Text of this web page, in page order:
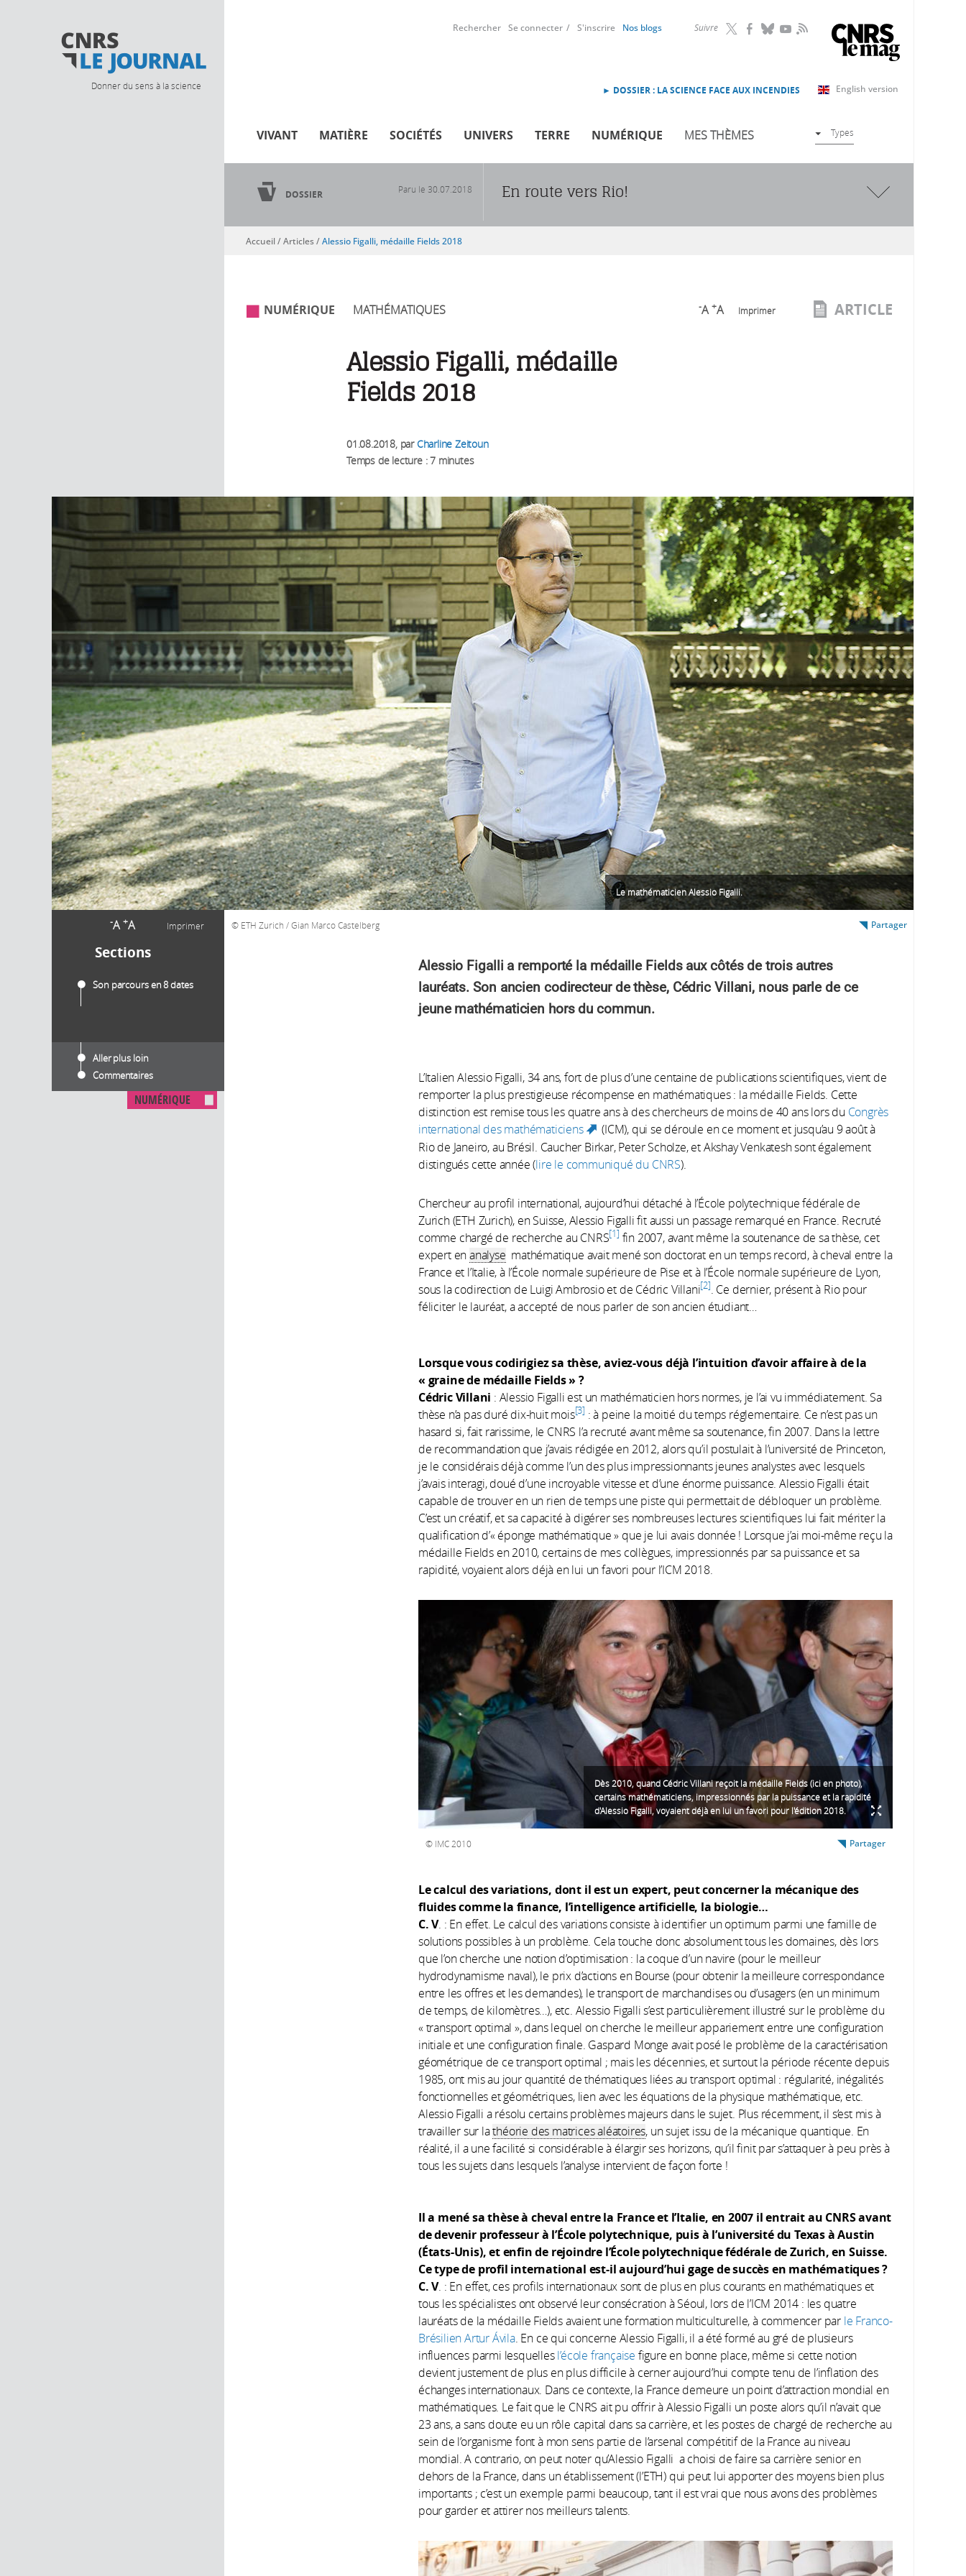
Donner du sens à la science
Suivre RSS
Rechercher Se connecter S'inscrire Nos blogs
English version
► DOSSIER : LA SCIENCE FACE AUX INCENDIES
VIVANT MATIÈRE SOCIÉTÉS UNIVERS TERRE NUMÉRIQUE MES THÈMES Types
-A +A Imprimer
Sections
Son parcours en 8 dates
Aller plus loin
Commentaires
NUMÉRIQUE
DOSSIER Paru le 30.07.2018 En route vers Rio!
Vous êtes ici
Accueil/Articles/Alessio Figalli, médaille Fields 2018
NUMÉRIQUE MATHÉMATIQUES -A +A Imprimer ARTICLE
Alessio Figalli, médaille
Fields 2018
01.08.2018, parCharline Zeitoun
Temps de lecture : 7 minutes
Le mathématicien Alessio Figalli.
ETH Zurich / Gian Marco Castelberg Partager
Alessio Figalli a remporté la médaille Fields aux côtés de trois autres
lauréats. Son ancien codirecteur de thèse, Cédric Villani, nous parle de ce
jeune mathématicien hors du commun.
L’Italien Alessio Figalli, 34 ans, fort de plus d’une centaine de publications scientifiques, vient de
remporter la plus prestigieuse récompense en mathématiques : la médaille Fields. Cette
distinction est remise tous les quatre ans à des chercheurs de moins de 40 ans lors du Congrès
international des mathématiciens
(link is external)
(ICM), qui se déroule en ce moment et jusqu’au 9 août à
Rio de Janeiro, au Brésil. Caucher Birkar, Peter Scholze, et Akshay Venkatesh sont également
distingués cette année (lire le communiqué du CNRS).
Chercheur au profil international, aujourd’hui détaché à l’École polytechnique fédérale de
Zurich (ETH Zurich), en Suisse, Alessio Figalli fit aussi un passage remarqué en France. Recruté
comme chargé de recherche au CNRS 1 fin 2007, avant même la soutenance de sa thèse, cet
expert en analyse mathématique avait mené son doctorat en un temps record, à cheval entre la
France et l’Italie, à l’École normale supérieure de Pise et à l’École normale supérieure de Lyon,
sous la codirection de Luigi Ambrosio et de Cédric Villani 2 . Ce dernier, présent à Rio pour
féliciter le lauréat, a accepté de nous parler de son ancien étudiant…
Lorsque vous codirigiez sa thèse, aviez-vous déjà l’intuition d’avoir affaire à de la
« graine de médaille Fields» ?
Cédric Villani : Alessio Figalli est un mathématicien hors normes, je l’ai vu immédiatement. Sa
thèse n’a pas duré dix-huit mois 3 : à peine la moitié du temps réglementaire. Ce n’est pas un
hasard si, fait rarissime, le CNRS l’a recruté avant même sa soutenance, fin 2007. Dans la lettre
de recommandation que j’avais rédigée en 2012, alors qu’il postulait à l’université de Princeton,
je le considérais déjà comme l’un des plus impressionnants jeunes analystes avec lesquels
j’avais interagi, doué d’une incroyable vitesse et d’une énorme puissance. Alessio Figalli était
capable de trouver en un rien de temps une piste qui permettait de débloquer un problème.
C’est un créatif, et sa capacité à digérer ses nombreuses lectures scientifiques lui fait mériter la
qualification d’« éponge mathématique » que je lui avais donnée ! Lorsque j’ai moi-même reçu la
médaille Fields en 2010, certains de mes collègues, impressionnés par sa puissance et sa
rapidité, voyaient alors déjà en lui un favori pour l’ICM 2018.
Dès 2010, quand Cédric Villani reçoit la médaille Fields (ici en photo),
certains mathématiciens, impressionnés par la puissance et la rapidité
d'Alessio Figalli, voyaient déjà en lui un favori pour l'édition 2018.
IMC 2010 Partager
Le calcul des variations, dont il est un expert, peut concerner la mécanique des
fluides comme la finance, l’intelligence artificielle, la biologie…
C. V. : En effet. Le calcul des variations consiste à identifier un optimum parmi une famille de
solutions possibles à un problème. Cela touche donc absolument tous les domaines, dès lors
que l’on cherche une notion d’optimisation : la coque d’un navire (pour le meilleur
hydrodynamisme naval), le prix d’actions en Bourse (pour obtenir la meilleure correspondance
entre les offres et les demandes), le transport de marchandises ou d’usagers (en un minimum
de temps, de kilomètres…), etc. Alessio Figalli s’est particulièrement illustré sur le problème du
« transport optimal », dans lequel on cherche le meilleur appariement entre une configuration
initiale et une configuration finale. Gaspard Monge avait posé le problème de la caractérisation
géométrique de ce transport optimal ; mais les décennies, et surtout la période récente depuis
1985, ont mis au jour quantité de thématiques liées au transport optimal : régularité, inégalités
fonctionnelles et géométriques, lien avec les équations de la physique mathématique, etc.
Alessio Figalli a résolu certains problèmes majeurs dans le sujet. Plus récemment, il s’est mis à
travailler sur lathéorie des matrices aléatoires, un sujet issu de la mécanique quantique. En
réalité, il a une facilité si considérable à élargir ses horizons, qu’il finit par s’attaquer à peu près à
tous les sujets dans lesquels l’analyse intervient de façon forte !
Il a menésa thèse à cheval entre la France et l’Italie, en 2007 il entrait au CNRS avant
de devenir professeur à l’École polytechnique, puis à l’université du Texas à Austin
(États-Unis), et enfin de rejoindre l’École polytechnique fédérale deZurich, en Suisse.
Ce type de profil international est-il aujourd’hui gage de succès en mathématiques ?
C. V. : En effet, ces profils internationaux sont de plus en plus courants en mathématiques et
tous les spécialistes ont observé leur consécration à Séoul, lors de l’ICM 2014 : les quatre
lauréats de la médaille Fields avaient une formation multiculturelle, à commencer par le Franco-
Brésilien Artur Ávila. En ce qui concerne Alessio Figalli, il a été formé au gré de plusieurs
influences parmi lesquellesl’école française figure en bonne place, même si cette notion
devient justement de plus en plus difficile à cerner aujourd’hui compte tenu de l’inflation des
échanges internationaux. Dans ce contexte, la France demeure un point d’attraction mondial en
mathématiques. Le fait que le CNRS ait pu offrir à Alessio Figalli un poste alors qu’il n’avait que
23 ans, a sans doute eu un rôle capital dans sa carrière, et les postes de chargé de recherche au
sein de l’organisme font à mon sens partie de l’arsenal compétitif de la France au niveau
mondial. A contrario, on peut noter qu’Alessio Figalli a choisi de faire sa carrière senior en
dehors de la France, dans un établissement (l’ETH) qui peut lui apporter des moyens bien plus
importants ; c’est un exemple parmi beaucoup, tant il est vrai que nous avons des problèmes
pour garder et attirer nos meilleurs talents.